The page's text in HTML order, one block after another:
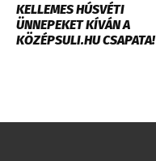
KELLEMES HÚSVÉTI
ÜNNEPEKET KÍVÁN A
KÖZÉPSULI.HU CSAPATA!